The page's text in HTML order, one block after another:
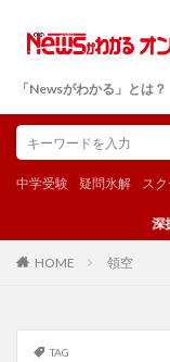
「Newsがわかる」とは？
中学受験 疑問氷解 ス
深
HOME 領空
TAG